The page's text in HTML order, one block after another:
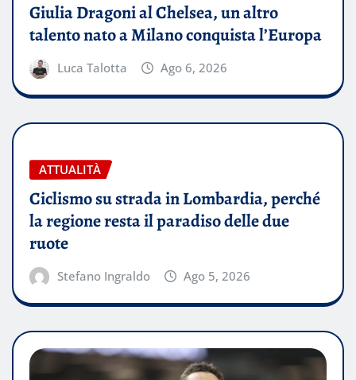
Giulia Dragoni al Chelsea, un altro
talento nato a Milano conquista l’Europa
Luca Talotta Ago 6, 2026
ATTUALITÀ
Ciclismo su strada in Lombardia, perché
la regione resta il paradiso delle due
ruote
Stefano Ingraldo Ago 5, 2026